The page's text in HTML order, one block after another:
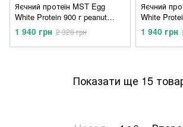
Яєчний протеїн MST Egg
White Protein 900 г peanut
butter caramel
1 940 грн 2 328 грн
Яєчний
White
cream
1 940 грн
Показати ще 15